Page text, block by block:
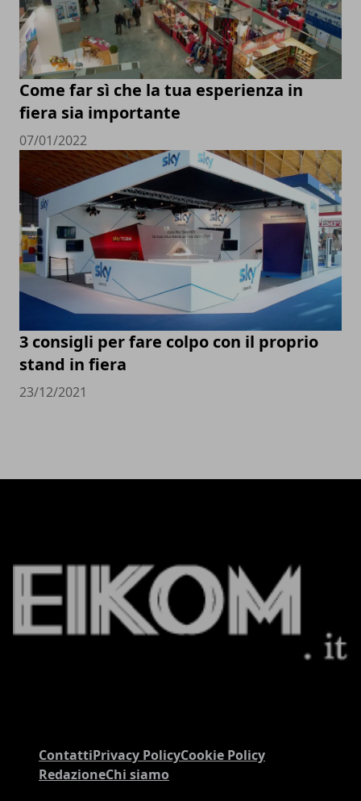
Come far sì che la tua esperienza in
fiera sia importante
07/01/2022
3 consigli per fare colpo con il proprio
stand in fiera
23/12/2021
ContattiPrivacy PolicyCookie Policy
RedazioneChi siamo